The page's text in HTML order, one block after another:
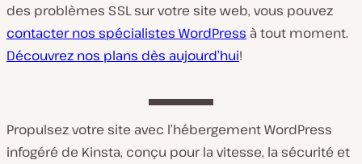
des problèmes SSL sur votre site web, vous pouvez
contacter nos spécialistes WordPress à tout moment.
Découvrez nos plans dès aujourd’hui!
Propulsez votre site avec l’hébergement WordPress
infogéré de Kinsta, conçu pour la vitesse, la sécurité et